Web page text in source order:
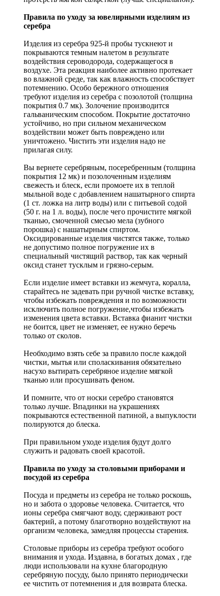
Правила по уходу за ювелирными изделиям из
серебра
Изделия из серебра 925-й пробы тускнеют и
покрываются темным налетом в результате
воздействия сероводорода, содержащегося в
воздухе. Эта реакция наиболее активно протекает
во влажной среде, так как влажность способствует
потемнению. Особо бережного отношения
требуют изделия из серебра с позолотой (толщина
покрытия 0.7 мк). Золочение производится
гальваническим способом. Покрытие достаточно
устойчиво, но при сильном механическом
воздействии может быть повреждено или
уничтожено. Чистить эти изделия надо не
прилагая силу.
Вы вернете серебряным, посеребренным (толщина
покрытия 12 мк) и позолоченным изделиям
свежесть и блеск, если промоете их в теплой
мыльной воде с добавлением нашатырного спирта
(1 ст. ложка на литр воды) или с питьевой содой
(50 г. на 1 л. воды), после чего прочистите мягкой
тканью, смоченной смесью мела (зубного
порошка) с нашатырным спиртом.
Оксидированные изделия чистятся также, только
не допустимо полное погружение их в
специальный чистящий раствор, так как черный
оксид станет тусклым и грязно-серым.
Если изделие имеет вставки из жемчуга, коралла,
старайтесь не задевать при ручной чистке вставку,
чтобы избежать повреждения и по возможности
исключить полное погружение,чтобы избежать
изменения цвета вставки. Вставка фианит чистки
не боится, цвет не изменяет, ее нужно беречь
только от сколов.
Необходимо взять себе за правило после каждой
чистки, мытья или споласкивания обязательно
насухо вытирать серебряное изделие мягкой
тканью или просушивать феном.
И помните, что от носки серебро становятся
только лучше. Впадинки на украшениях
покрываются естественной патиной, а выпуклости
полируются до блеска.
При правильном уходе изделия будут долго
служить и радовать своей красотой.
Правила по уходу за столовыми приборами и
посудой из серебра
Посуда и предметы из серебра не только роскошь,
но и забота о здоровье человека. Считается, что
ионы серебра смягчают воду, сдерживают рост
бактерий, а потому благотворно воздействуют на
организм человека, замедляя процессы старения.
Столовые приборы из серебра требуют особого
внимания и ухода. Издавна, в богатых домах , где
люди использовали на кухне благородную
серебряную посуду, было принято периодически
ее чистить от потемнения и для возврата блеска.